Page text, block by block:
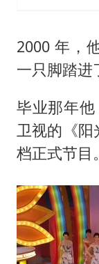
2000 年，
一只脚踏进
毕业那年
卫视的《阳
档正式节目。